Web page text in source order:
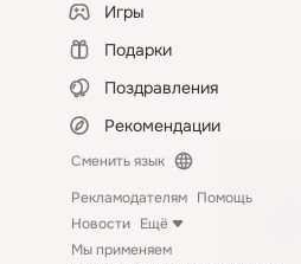
Игры
Подарки
Поздравления
Рекомендации
Сменить язык
Рекламодателям Помощь
Новости Ещё
Мы применяем